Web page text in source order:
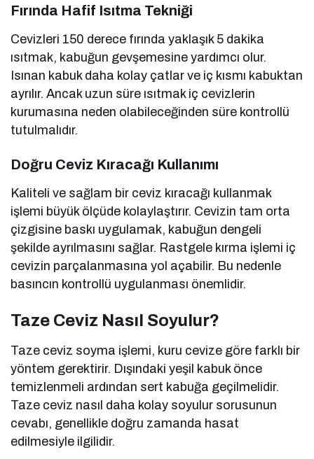
Fırında Hafif Isıtma Tekniği
Cevizleri 150 derece fırında yaklaşık 5 dakika
ısıtmak, kabuğun gevşemesine yardımcı olur.
Isınan kabuk daha kolay çatlar ve iç kısmı kabuktan
ayrılır. Ancak uzun süre ısıtmak iç cevizlerin
kurumasına neden olabileceğinden süre kontrollü
tutulmalıdır.
Doğru Ceviz Kıracağı Kullanımı
Kaliteli ve sağlam bir ceviz kıracağı kullanmak
işlemi büyük ölçüde kolaylaştırır. Cevizin tam orta
çizgisine baskı uygulamak, kabuğun dengeli
şekilde ayrılmasını sağlar. Rastgele kırma işlemi iç
cevizin parçalanmasına yol açabilir. Bu nedenle
basıncın kontrollü uygulanması önemlidir.
Taze Ceviz Nasıl Soyulur?
Taze ceviz soyma işlemi, kuru cevize göre farklı bir
yöntem gerektirir. Dışındaki yeşil kabuk önce
temizlenmeli ardından sert kabuğa geçilmelidir.
Taze ceviz nasıl daha kolay soyulur sorusunun
cevabı, genellikle doğru zamanda hasat
edilmesiyle ilgilidir.